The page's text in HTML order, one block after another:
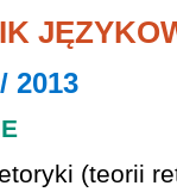
2013
(teorii